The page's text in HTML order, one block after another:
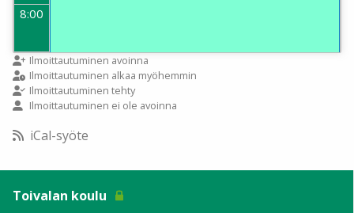
8:00
9:00
10:00
12:00
Ilmoittautuminen avoinna
Ilmoittautuminen alkaa myöhemmin
Ilmoittautuminen tehty
Ilmoittautuminen ei ole avoinna
iCal-syöte
Toivalan koulu